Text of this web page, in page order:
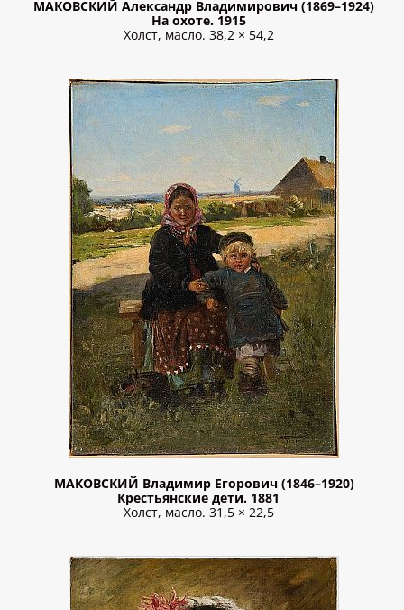
МАКОВСКИЙ Александр Владимирович (1869–1924)
На охоте. 1915
Холст, масло. 38,2 × 54,2
МАКОВСКИЙ Владимир Егорович (1846–1920)
Крестьянские дети. 1881
Холст, масло. 31,5 × 22,5